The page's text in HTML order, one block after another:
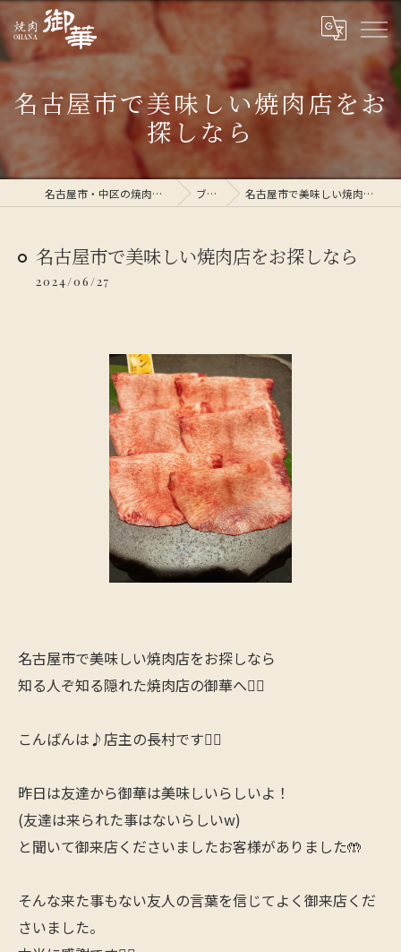
名古屋市で美味しい焼肉店をお
探しなら
名古屋市・中区の焼肉なら焼肉 御華 ブログ 名古屋市で美味しい焼肉店をお探しなら
名古屋市で美味しい焼肉店をお探しなら
2024/06/27
名古屋市で美味しい焼肉店をお探しなら
知る人ぞ知る隠れた焼肉店の御華へ🙋‍♂️
こんばんは♪店主の長村です🙋‍♂️
昨日は友達から御華は美味しいらしいよ！
(友達は来られた事はないらしいw)
と聞いて御来店くださいましたお客様がありました🤲
そんな来た事もない友人の言葉を信じてよく御来店くだ
さいました。